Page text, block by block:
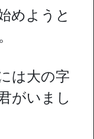
めようと
は大の字
がいまし